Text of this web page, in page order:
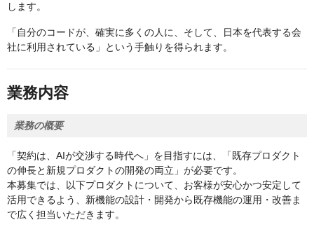
します。
「自分のコードが、確実に多くの人に、そして、日本を代表する会
社に利用されている」という手触りを得られます。
業務内容
業務の概要
「契約は、AIが交渉する時代へ」を目指すには、「既存プロダクト
の伸長と新規プロダクトの開発の両立」が必要です。
本募集では、以下プロダクトについて、お客様が安心かつ安定して
活用できるよう、新機能の設計・開発から既存機能の運用・改善ま
で広く担当いただきます。